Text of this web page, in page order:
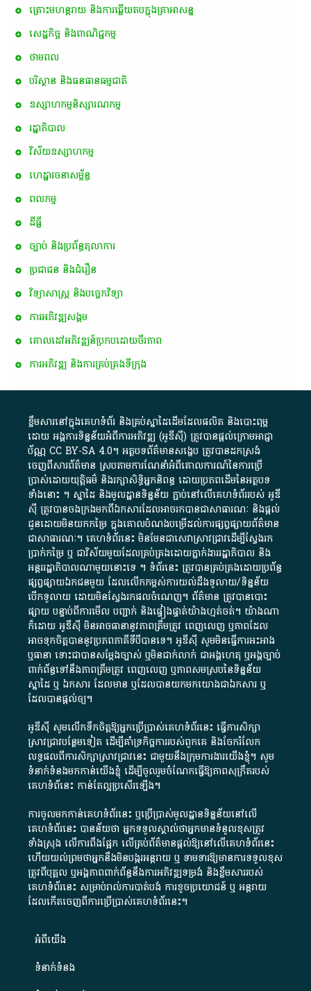
គ្រោះមហន្តរាយ និងការឆ្លើយតបក្នុងគ្រាអាសន្ន
សេដ្ឋកិច្ច និងពាណិជ្ជកម្ម
ថាមពល
បរិស្ថាន និងធនធានធម្មជាតិ
ឧស្សាហកម្មនិស្សារណកម្ម
រដ្ឋាភិបាល
វិស័យឧស្សាហកម្ម
ហេដ្ឋារចនាសម្ព័ន្ធ
ពល​កម្ម
ដីធ្លី
ច្បាប់ និងប្រព័ន្ធតុលាការ
ប្រជាជន និងជំរឿន
វិទ្យាសាស្ត្រ និងបច្ចេកវិទ្យា
ការ​អភិវឌ្ឍ​សង្គម
គោលដៅ​អភិវឌ្ឍន៍​ប្រកបដោយ​ចីរភាព
ការអភិវឌ្ឍ និងការគ្រប់គ្រងទីក្រុង
ខ្លឹមសារ​នៅ​ក្នុង​គេហទំព័រ និង​គ្រប់​ស្នា​ដៃ​ដើម​ដែល​ផលិត​ និង​បោះពុម្ព​
ដោយ​ អង្គការ​ទិន្នន័យ​អំពី​ការអភិវឌ្ឍ​​ (អូ​ឌី​ស៊ី)​ ត្រូវ​បាន​ផ្តល់​ក្រោម​អាជ្ញា
ប័ណ្ណ​CC BY-SA 4.0។​ អត្ថបទ​ព័ត៌មាន​សង្ខេប​ ត្រូវ​បាន​ដកស្រង់​
ចេញពី​សារព័ត៌មាន ស្របតាមការ​ណែនាំ​អំពី​គោលការណ៍​នៃ​ការ​ប្រើ
ប្រាស់​ដោយ​យុត្តិធម៌​ និង​រក្សាសិទ្ធិអ្នកនិពន្ធ ដោយ​ប្រភពដើម​នៃ​​អត្ថបទ
ទាំង​នោះ​ ។​ ស្នាដៃ​ និង​មូលដ្ឋាន​ទិន្នន័យ ​ភ្ជាប់​នៅ​លើ​គេហទំព័រ​របស់​ អូ​ឌី​
ស៊ី​ ត្រូវ​បាន​ចងក្រង​មក​ពី​ឯកសារ​ដែល​អាច​រក​បានជា​សាធារណៈ​ និង​ផ្តល់​
ជូន​ដោយ​មិន​យក​កម្រៃ​ ក្នុង​គោលបំណង​បម្រើ​ដល់ការ​ផ្សព្វផ្សាយ​ព័ត៌មាន​
ជា​សាធារណៈ​។​ គេហទំព័រ​នេះ​ មិនមែន​ជា​សេវា​ស្រាវជ្រាវ​ដើម្បី​ស្វែងរក
ប្រាក់​កម្រៃ​ ឬ​ ជា​វិស័យ​មួយ​ដែល​គ្រប់គ្រង​ដោយ​ភ្នាក់ងារ​រដ្ឋាភិបាល​ និង ​
អន្តររដ្ឋាភិបាល​ណាមួយ​នោះ​ទេ ​។​ ទំព័រ​នេះ​ ត្រូវ​បាន​គ្រប់គ្រង​ដោយ​ប្រព័ន្ធ​
ផ្សព្វផ្សាយ​ឯកជន​មួយ​ ដែល​លើកកម្ពស់​ការ​យល់​ដឹង​ទូលាយ​/​ទិន្នន័យ​
បើក​ទូលាយ​ ដោយ​មិនស្វែង​រក​ផល​ចំណេញ​។​ ព័ត៌មាន​ ត្រូវ​បាន​បោះ
ផ្សាយ​ បន្ទាប់​ពី​ការ​មើល​ បញ្ជាក់​ និង​ផ្ទៀងផ្ទាត់​យ៉ាង​ហ្មត់ចត់​។​ យ៉ាងណា​
ក៏​ដោយ​ អូ​ឌី​ស៊ី​ មិន​អាច​ធានា​នូវ​ភាព​ត្រឹមត្រូវ​ ពេញលេញ​ ឬ​ភាព​ដែល​
អាច​ទុកចិត្ត​បាននូវ​ប្រភព​ភាគី​ទី​បី​បាន​ទេ​។​ អូ​ឌី​ស៊ី​ សូម​មិន​ធ្វើការ​អះអាង​
ឬ​ធានា​ ទោះជា​បាន​សម្តែង​ច្បាស់​ ឬ​មិន​ជាក់លាក់​ ជា​អង្គហេតុ​ ឬ​អង្គច្បាប់​
ពាក់ព័ន្ធ​ទៅ​នឹង​ភាព​ត្រឹមត្រូវ​ ពេញលេញ​ ឬ​ភាព​សម​ស្រប​នៃ​ទិន្នន័យ​
ស្នាដៃ​ ឬ​ ឯកសារ​ ដែល​មាន​ ឬ​ដែល​បាន​យក​មក​យោង​ជា​ឯកសារ​ ឬ​
ដែល​បាន​ផ្តល់​ឲ្យ​។
អូឌីស៊ី សូមលើកទឹកចិត្តឱ្យអ្នកប្រើប្រាស់គេហទំព័រនេះ ធ្វើការសិក្សា
ស្រាវជ្រាវបន្ថែមទៀត ដើម្បីគាំទ្រកិច្ចការ​របស់ពួកគេ និងចែករំលែក
លទ្ធផលពីការសិក្សាស្រាវជ្រាវនេះ ជាមួយនឹងក្រុមការងារយើងខ្ញុំ។ សូម
ទំនាក់ទំនងមកកាន់យើងខ្ញុំ ដើម្បីចូលរួមចំណែកធ្វើឱ្យភាពសុក្រឹតរបស់
គេហទំព័នេះ កាន់តែល្អប្រសើរឡើង។
ការចូលមកកាន់គេហទំព័រនេះ ឬប្រើប្រាស់មូលដ្ឋានទិន្នន័យនៅលើ
គេហទំព័រនេះ បានន័យថា អ្នកទទួលស្គាល់ថាអ្នកមានទំនួលខុសត្រូវ
ទាំងស្រុង លើការពឹងផ្អែក លើគ្រប់ព័ត៌មានផ្តល់ឱ្យនៅលើគេហទំព័រនេះ
ហើយយល់ព្រមថាអ្នកនឹងមិនបង្ករអន្តរាយ ឬ ទាមទារ​ឱ្យមានការទទួលខុស​
ត្រូវពីបុគ្គល ឬអង្គភាពពាក់ព័ន្ធនឹងការអភិវឌ្ឍទម្រង់ និងខ្លឹមសាររបស់
គេហទំព័រនេះ សម្រាប់រាល់ការបាត់បង់ ការខូចប្រយោជន៍ ឬ អន្តរាយ
ដែលកើតចេញពីការប្រើប្រាស់គេហទំព័រនេះ។
អំពី​យើង​
ទំនាក់ទំនង